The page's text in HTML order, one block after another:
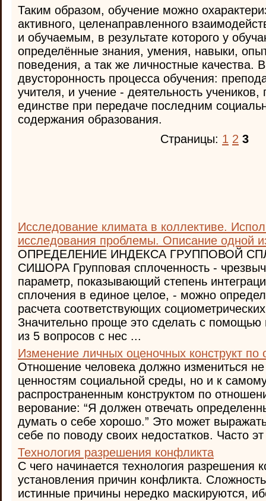
Таким образом, обучение можно
активного, целенаправленного
и обучаемым, в результате которого у
определённые знания, умения, навыки,
поведения, а так же личностные качества.
двусторонность процесса обучения:
учителя, и учение - деятельность
единстве при передаче последним
содержания образования.
Страницы: 1 2 3
Исследование климата в коллективе.
исследования проблемы. Описание одной
ОПРЕДЕЛЕНИЕ ИНДЕКСА ГРУППОВОЙ
СИШОРА Групповая сплоченность -
параметр, показывающий степень
сплочения в единое целое, - можно
расчета соответствующих
Значительно проще это сделать с помощью
из 5 вопросов с нес ...
Изменение личных оценочных конструкт
Отношение человека должно измениться
ценностям социальной среды, но и к
распространенным конструктом по
верование: “Я должен отвечать
думать о себе хорошо.” Это может
себе по поводу своих недостатков. Часто
Технология разрешения конфликта
С чего начинается технология разрешения
установления причин конфликта.
истинные причины нередко маскируются,